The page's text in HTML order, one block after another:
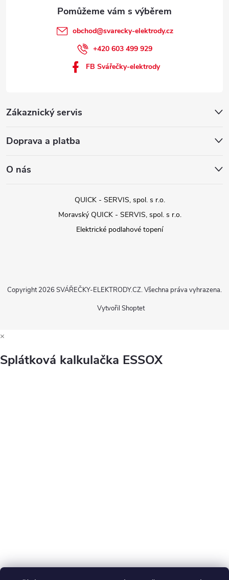
Zákaznický servis
Doprava a platba
O nás
obchod@svarecky-elektrody.cz
+420 603 499 929
FB Svářečky-elektrody
QUICK - SERVIS, spol. s r.o.
Moravský QUICK - SERVIS, spol. s r.o.
Elektrické podlahové topení
Vytvořil Shoptet
Copyright 2026 SVÁŘEČKY-ELEKTRODY.CZ. Všechna práva vyhrazena.
×
Splátková kalkulačka ESSOX